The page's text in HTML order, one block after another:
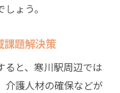
ょう。
課題解決策
ると、寒川駅周辺では
介護人材の確保などが